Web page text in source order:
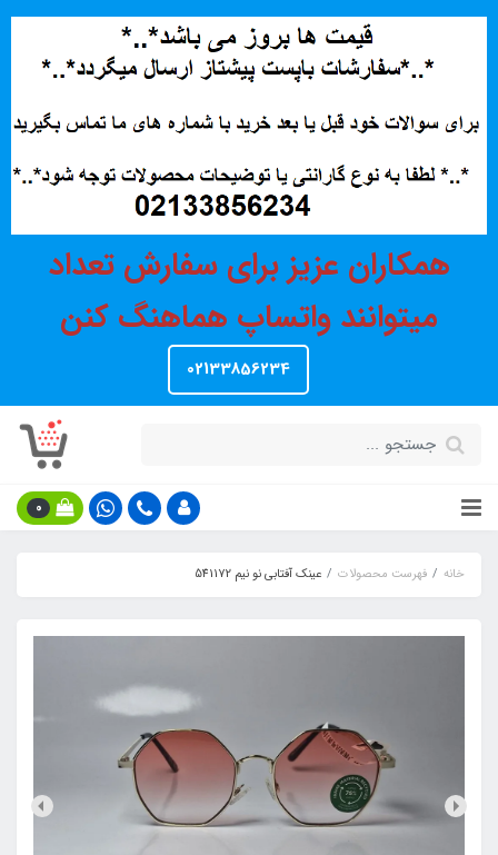
همکاران عزیز برای سفارش تعداد
میتوانند واتساپ هماهنگ کنن
02133856234
0
خانه فهرست محصولات عینک آفتابی نو نیم 541172